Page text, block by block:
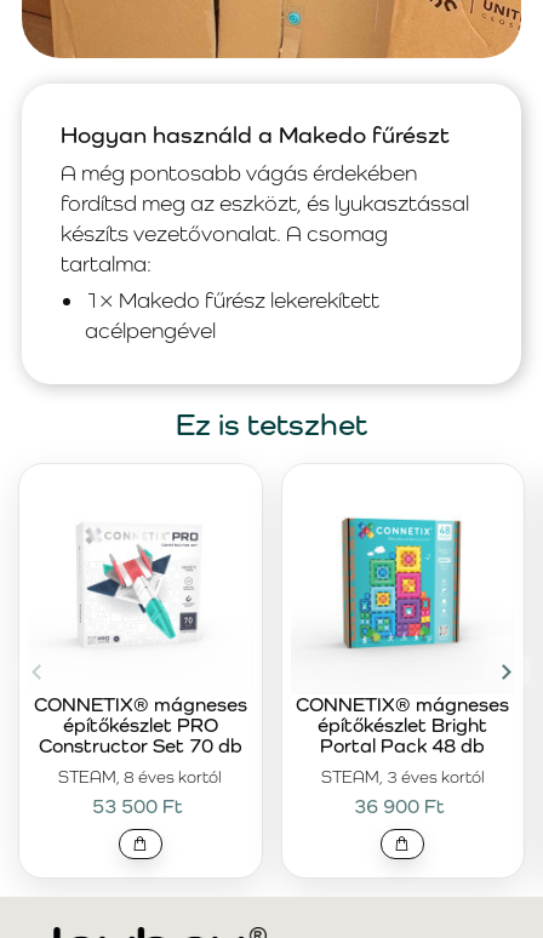
Hogyan használd a Makedo fűrészt
A még pontosabb vágás érdekében
fordítsd meg az eszközt, és lyukasztással
készíts vezetővonalat. A csomag
tartalma:
1× Makedo fűrész lekerekített
acélpengével
Ez is tetszhet
STEAM, 8 éves kortól
CONNETIX® mágneses
építőkészlet PRO
Constructor Set 70 db
53 500 Ft
STEAM, 3 éves kortól
CONNETIX® mágneses
építőkészlet Bright
Portal Pack 48 db
36 900 Ft